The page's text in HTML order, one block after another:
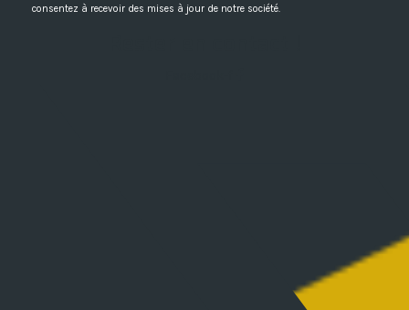
consentez à recevoir des mises à jour de notre société.